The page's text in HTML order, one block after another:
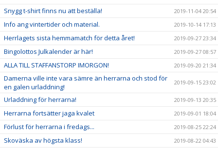
Snygg t-shirt finns nu att beställa! 2019-11-04 20:54
Info ang vintertider och material. 2019-10-14 17:13
Herrlagets sista hemmamatch för detta året! 2019-09-27 23:34
Bingolottos Julkalender är här! 2019-09-27 08:57
ALLA TILL STAFFANSTORP IMORGON! 2019-09-20 21:34
Damerna ville inte vara sämre än herrarna och stod för
en galen urladdning!
2019-09-15 23:02
Urladdning för herrarna! 2019-09-13 20:35
Herrarna fortsätter jaga kvalet 2019-09-01 18:04
Förlust för herrarna i fredags... 2019-08-25 22:24
Skoväska av högsta klass! 2019-08-22 04:43